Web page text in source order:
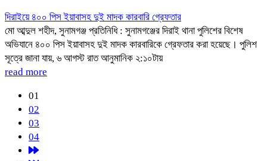
দিরাইয়ে ৪০০ পিস ইয়াবাসহ দুই মাদক কারবারি গ্রেফতার
মো আব্দুল শহীদ, সুনামগঞ্জ প্রতিনিধি : ‎সুনামগঞ্জের দিরাই থানা পুলিশের বিশেষ
অভিযানে ৪০০ পিস ইয়াবাসহ দুই মাদক কারবারিকে গ্রেফতার করা হয়েছে। ‎পুলিশ
সূত্রে জানা যায়, ৬ আগস্ট রাত আনুমানিক ২:১০টায়
read more
01
02
03
04